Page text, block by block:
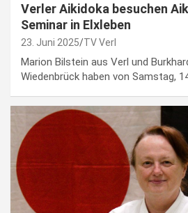
Verler Aikidoka besuchen
Seminar in Elxleben
23. Juni 2025 TV Verl
Marion Bilstein aus Verl und
Wiedenbrück haben von Samstag,